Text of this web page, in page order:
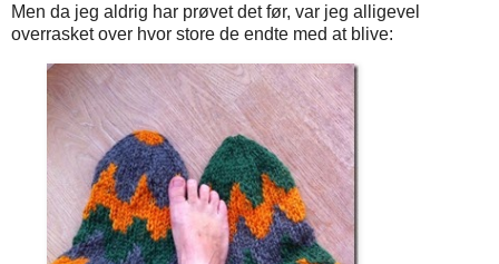
Men da jeg aldrig har prøvet det før, var jeg alligevel
overrasket over hvor store de endte med at blive: